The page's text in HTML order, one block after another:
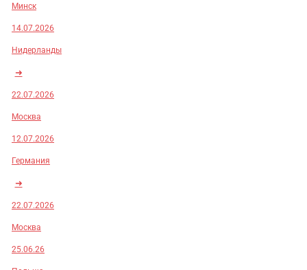
Минск
14.07.2026
Нидерланды
➜
22.07.2026
Москва
12.07.2026
Германия
➜
22.07.2026
Москва
25.06.26